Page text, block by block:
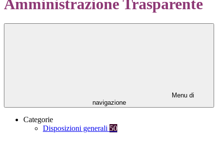
Amministrazione Trasparente
Menu di
navigazione
Categorie
Disposizioni generali 50